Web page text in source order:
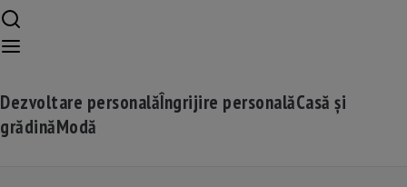
Dezvoltare personalăÎngrijire personalăCasă și
grădinăModă